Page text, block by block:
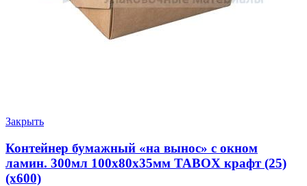
Закрыть
Контейнер бумажный «на вынос» с окном
ламин. 300мл 100х80х35мм TABOX крафт (25)
(х600)